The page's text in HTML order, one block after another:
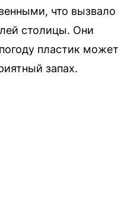
что вызвало
столицы. Они
пластик может
запах.